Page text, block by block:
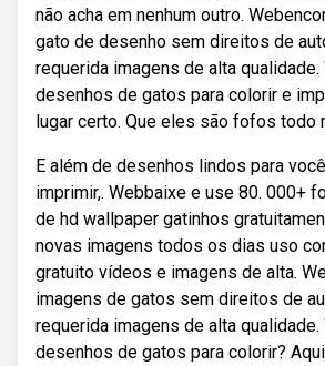
não acha em nenhum outro.
gato de desenho sem direitos de
requerida imagens de alta qualidade.
desenhos de gatos para colorir e
lugar certo. Que eles são fofos todo
E além de desenhos lindos para
imprimir,. Webbaixe e use 80. 000+
de hd wallpaper gatinhos
novas imagens todos os dias uso
gratuito vídeos e imagens de alta.
imagens de gatos sem direitos de
requerida imagens de alta qualidade.
desenhos de gatos para colorir?